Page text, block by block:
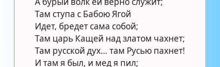
Там ступа с Бабою Ягой
Идет, бредет сама собой;
Там царь Кащей над златом чахнет;
Там русской дух… там Русью пахнет!
И там я был, и мед я пил;